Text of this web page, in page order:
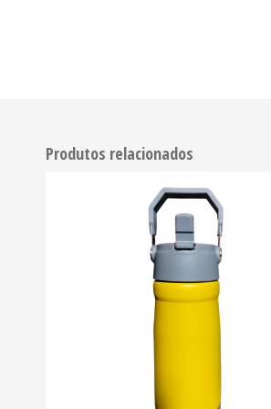
Produtos relacionados